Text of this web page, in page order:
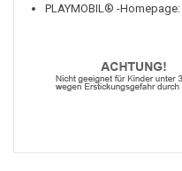
PLAYMOBIL® -Homepage: